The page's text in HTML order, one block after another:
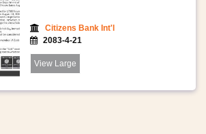
Citizens Bank Int'l
2083-4-21
View Large